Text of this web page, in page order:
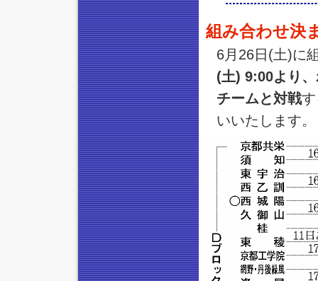
組み合わせ決
6月26日(土)に
(土) 9:00より
チームと対戦
いいたします。